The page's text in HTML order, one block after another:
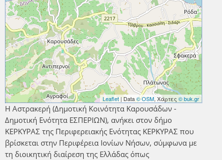
Leaflet| Data© OSM, Χάρτες © buk.gr
Η Αστρακερή (Δημοτική Κοινότητα Καρουσάδων -
Δημοτική Ενότητα ΕΣΠΕΡΙΩΝ), ανήκει στον δήμο
ΚΕΡΚΥΡΑΣ της Περιφερειακής Ενότητας ΚΕΡΚΥΡΑΣ που
βρίσκεται στην Περιφέρεια Ιονίων Νήσων, σύμφωνα με
τη διοικητική διαίρεση της Ελλάδας όπως